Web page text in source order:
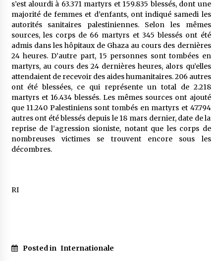
s’est alourdi à 63.371 martyrs et 159.835 blessés, dont une
majorité de femmes et d’enfants, ont indiqué samedi les
autorités sanitaires palestiniennes. Selon les mêmes
sources, les corps de 66 martyrs et 345 blessés ont été
admis dans les hôpitaux de Ghaza au cours des dernières
24 heures. D’autre part, 15 personnes sont tombées en
martyrs, au cours des 24 dernières heures, alors qu’elles
attendaient de recevoir des aides humanitaires. 206 autres
ont été blessées, ce qui représente un total de 2.218
martyrs et 16.434 blessés. Les mêmes sources ont ajouté
que 11.240 Palestiniens sont tombés en martyrs et 47.794
autres ont été blessés depuis le 18 mars dernier, date de la
reprise de l’agression sioniste, notant que les corps de
nombreuses victimes se trouvent encore sous les
décombres.
RI
Posted in Internationale